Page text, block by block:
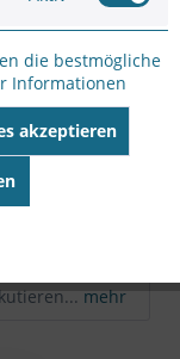
mehr
die bestmögliche
Informationen
akzeptieren